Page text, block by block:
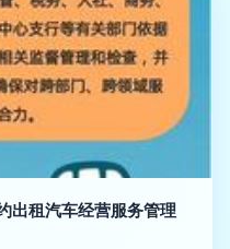
出租汽车经营服务管理